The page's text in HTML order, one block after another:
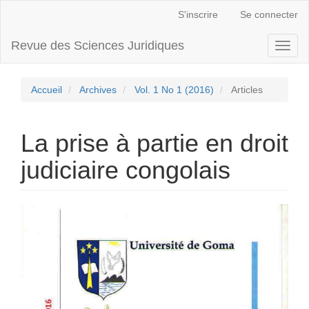
principal
Barre
S'inscrire Se connecter
Revue des Sciences Juridiques
Accueil Archives Vol. 1 No 1 (2016) Articles
La prise à partie en droit
judiciaire congolais
Barre
latérale
l'article